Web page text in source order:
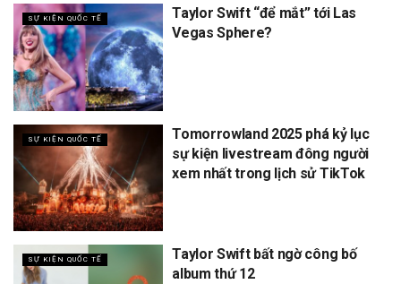
SỰ KIỆN QUỐC TẾ
Taylor Swift “để mắt” tới Las
Vegas Sphere?
SỰ KIỆN QUỐC TẾ
Tomorrowland 2025 phá kỷ lục
sự kiện livestream đông người
xem nhất trong lịch sử TikTok
SỰ KIỆN QUỐC TẾ
Taylor Swift bất ngờ công bố
album thứ 12